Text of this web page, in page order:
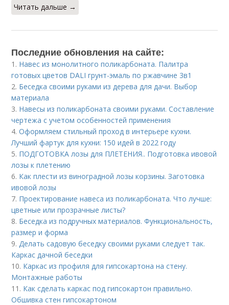
Читать дальше →
Последние обновления на сайте:
1. Навес из монолитного поликарбоната. Палитра
готовых цветов DALI грунт-эмаль по ржавчине 3в1
2. Беседка своими руками из дерева для дачи. Выбор
материала
3. Навесы из поликарбоната своими руками. Составление
чертежа с учетом особенностей применения
4.Оформляем стильный проход в интерьере кухни.
Лучший фартук для кухни: 150 идей в 2022 году
5. ПОДГОТОВКА лозы для ПЛЕТЕНИЯ.. Подготовка ивовой
лозы к плетению
6. Как плести из виноградной лозы корзины. Заготовка
ивовой лозы
7. Проектирование навеса из поликарбоната. Что лучше:
цветные или прозрачные листы?
8. Беседка из подручных материалов. Функциональность,
размер и форма
9. Делать садовую беседку своими руками следует так.
Каркас дачной беседки
10. Каркас из профиля для гипсокартона на стену.
Монтажные работы
11. Как сделать каркас под гипсокартон правильно.
Обшивка стен гипсокартоном